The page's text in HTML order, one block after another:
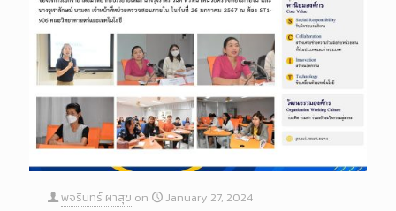
พจรินทร์ ผาสุข on
January 27, 2024